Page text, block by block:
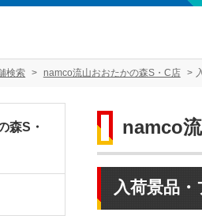
検索 namco流山おおたかの森S・C店
namco
入荷景品
森S・